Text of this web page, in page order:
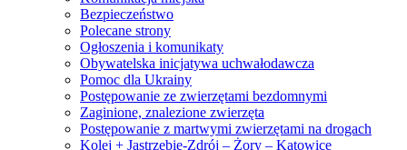
Bezpieczeństwo
Polecane strony
Ogłoszenia i komunikaty
Obywatelska inicjatywa uchwałodawcza
Pomoc dla Ukrainy
Postępowanie ze zwierzętami bezdomnymi
Zaginione, znalezione zwierzęta
Postępowanie z martwymi zwierzętami na drogach
Kolej + Jastrzębie-Zdrój – Żory – Katowice